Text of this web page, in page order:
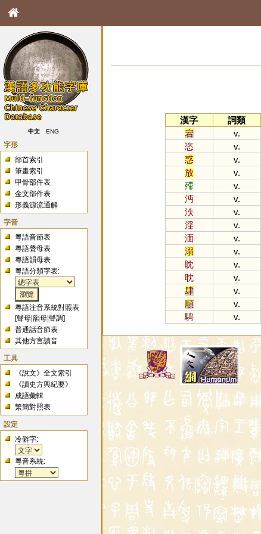
中文 ENG
字形
部首索引
筆畫索引
甲骨部件表
金文部件表
形義源流通解
字音
粵語音節表
粵語聲母表
粵語韻母表
粵語分類字表:
粵語注音系統對照表
[聲母 |韻母 |聲調]
普通話音節表
其他方言讀音
工具
《說文》全文索引
《讀史方輿紀要》
成語彙輯
繁簡對照表
設定
冷僻字:
粵音系統:
漢字
詞類
宕
v.
恣
v.
惑
v.
放
v.
殢
v.
沔
v.
泆
v.
淫
v.
湎
v.
溺
v.
眈
v.
耽
v.
肆
v.
順
v.
騁
v.